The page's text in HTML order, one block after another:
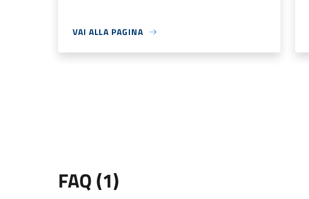
VAI ALLA PAGINA
FAQ (1)